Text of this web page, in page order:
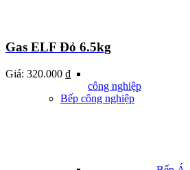
công nghiệp
Bếp công nghiệp
Gas ELF Đỏ 6.5kg
Giá: 320.000 ₫